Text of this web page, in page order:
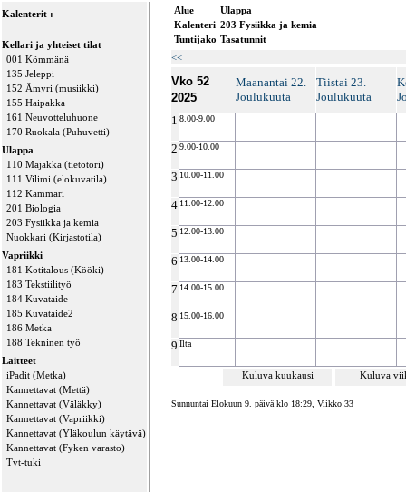
Kalenterit :
Kellari ja yhteiset tilat
001 Kömmänä
135 Jeleppi
152 Ämyri (musiikki)
155 Haipakka
161 Neuvotteluhuone
170 Ruokala (Puhuvetti)
Ulappa
110 Majakka (tietotori)
111 Vilimi (elokuvatila)
112 Kammari
201 Biologia
203 Fysiikka ja kemia
Nuokkari (Kirjastotila)
Vapriikki
181 Kotitalous (Kööki)
183 Tekstiilityö
184 Kuvataide
185 Kuvataide2
186 Metka
188 Tekninen työ
Laitteet
iPadit (Metka)
Kannettavat (Mettä)
Kannettavat (Väläkky)
Kannettavat (Vapriikki)
Kannettavat (Yläkoulun käytävä)
Kannettavat (Fyken varasto)
Tvt-tuki
Alue
Ulappa
Kalenteri 203 Fysiikka ja kemia
Tuntijako Tasatunnit
<<
Vko 52
2025
Maanantai 22.
Joulukuuta
Tiistai 23.
Joulukuuta
1 8.00-9.00
2 9.00-10.00
3 10.00-11.00
4 11.00-12.00
5 12.00-13.00
6 13.00-14.00
7 14.00-15.00
8 15.00-16.00
9 Ilta
Kuluva kuukausi Kuluva
Sunnuntai Elokuun 9. päivä klo 18:29, Viikko 33